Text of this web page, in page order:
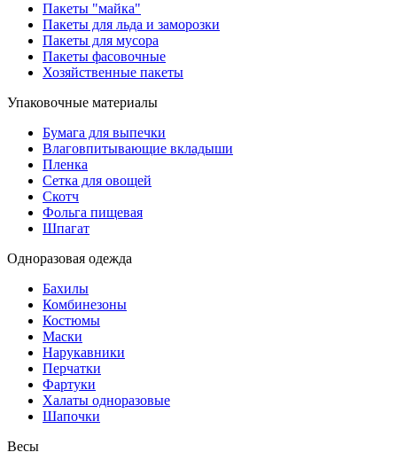
Пакеты "майка"
Пакеты для льда и заморозки
Пакеты для мусора
Пакеты фасовочные
Хозяйственные пакеты
Упаковочные материалы
Бумага для выпечки
Влаговпитывающие вкладыши
Пленка
Сетка для овощей
Скотч
Фольга пищевая
Шпагат
Одноразовая одежда
Бахилы
Комбинезоны
Костюмы
Маски
Нарукавники
Перчатки
Фартуки
Халаты одноразовые
Шапочки
Весы